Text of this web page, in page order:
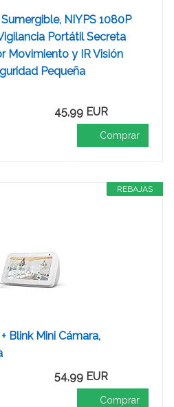
NIYPS 1080P
Portátil Secreta
Movimiento y IR Visión
Pequeña
45,99 EUR
Comprar
REBAJAS
Blink Mini Cámara,
54,99 EUR
Comprar